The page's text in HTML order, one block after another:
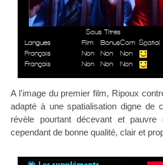
Sous Titres
Langues
Film BonusCom Spatial
Français
Non Non
Non
Français
Non Non Non
A l'image du premier film, Ripoux
adapté à une spatialisation digne de
révèle pourtant décevant et
cependant de bonne qualité, clair et